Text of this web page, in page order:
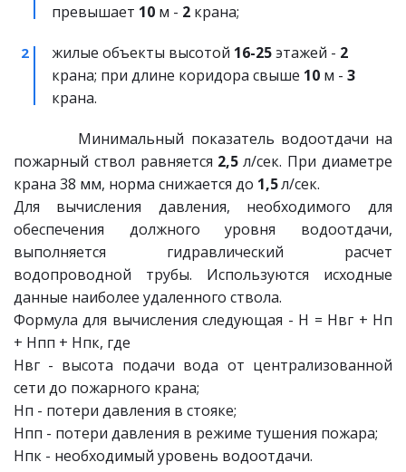
превышает 10 м - 2 крана;
жилые объекты высотой 16-25 этажей - 2
крана; при длине коридора свыше 10 м - 3
крана.
Минимальный показатель водоотдачи на
пожарный ствол равняется 2,5л/сек. При диаметре
крана 38 мм, норма снижается до 1,5л/сек.
Для вычисления давления, необходимого для
обеспечения должного уровня водоотдачи,
выполняется гидравлический расчет
водопроводной трубы. Используются исходные
данные наиболее удаленного ствола.
Формула для вычисления следующая - Н = Нвг + Нп
+ Нпп + Нпк, где
Нвг - высота подачи вода от централизованной
сети до пожарного крана;
Нп - потери давления в стояке;
Нпп - потери давления в режиме тушения пожара;
Нпк - необходимый уровень водоотдачи.